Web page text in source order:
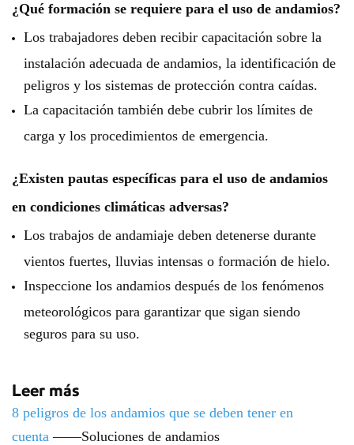
¿Qué formación se requiere para el uso de andamios?
Los trabajadores deben recibir capacitación sobre la
instalación adecuada de andamios, la identificación de
peligros y los sistemas de protección contra caídas.
La capacitación también debe cubrir los límites de
carga y los procedimientos de emergencia.
¿Existen pautas específicas para el uso de andamios
en condiciones climáticas adversas?
Los trabajos de andamiaje deben detenerse durante
vientos fuertes, lluvias intensas o formación de hielo.
Inspeccione los andamios después de los fenómenos
meteorológicos para garantizar que sigan siendo
seguros para su uso.
Leer más
8 peligros de los andamios que se deben tener en
cuenta ——Soluciones de andamios